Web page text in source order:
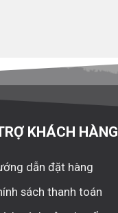
KHÁCH HÀNG
dẫn đặt hàng
sách thanh toán